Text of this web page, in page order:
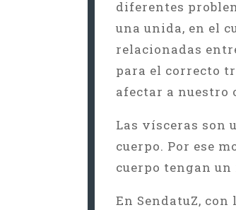
diferentes
una unida, en el
relacionadas
para el correcto
afectar a nuestro
Las vísceras son
cuerpo. Por ese
cuerpo tengan
En SendatuZ,